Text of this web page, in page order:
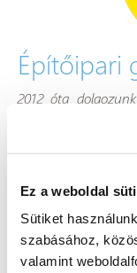
Ez a weboldal
Sütiket
szabásához,
valamint
Építőipari
2012 óta
járművek nyomon
OHL ŽS SK a.s.